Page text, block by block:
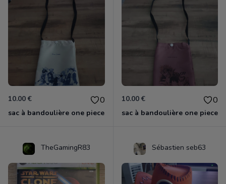
10.00 € 0
sac à bandoulière one piece
10.00 € 0
sac à bandoulière one piece
TheGamingR83 Sébastien seb63